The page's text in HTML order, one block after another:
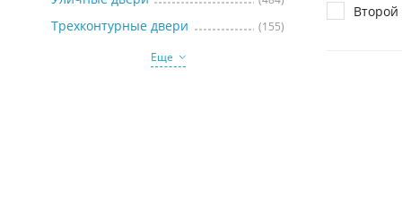
Трехконтурные двери
(155)
Еще
Второй